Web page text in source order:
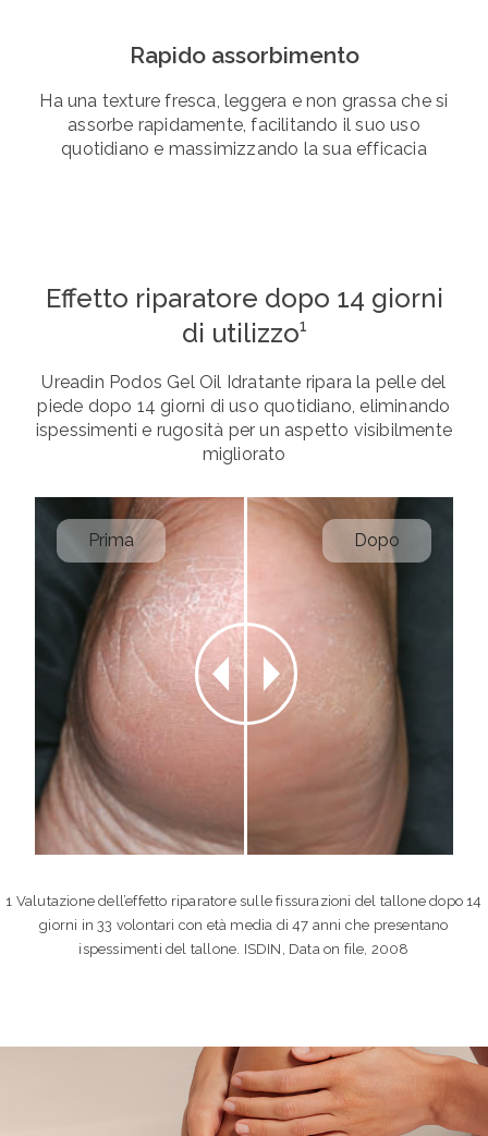
Rapido assorbimento
Ha una texture fresca, leggera e non grassa che si
assorbe rapidamente, facilitando il suo uso
quotidiano e massimizzando la sua efficacia
Effetto riparatore dopo 14 giorni
di utilizzo¹
Ureadin Podos Gel Oil Idratante ripara la pelle del
piede dopo 14 giorni di uso quotidiano, eliminando
ispessimenti e rugosità per un aspetto visibilmente
migliorato
Prima Dopo
1 Valutazione dell’effetto riparatore sulle fissurazioni del tallone dopo 14
giorni in 33 volontari con età media di 47 anni che presentano
ispessimenti del tallone. ISDIN, Data on file, 2008